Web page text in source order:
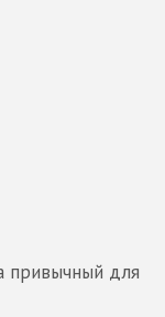
привычный для